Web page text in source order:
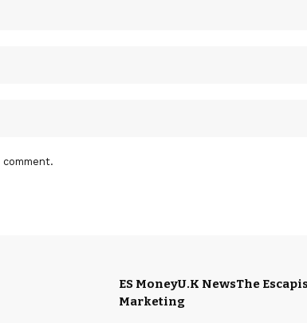
ES MoneyU.K NewsThe
Marketing